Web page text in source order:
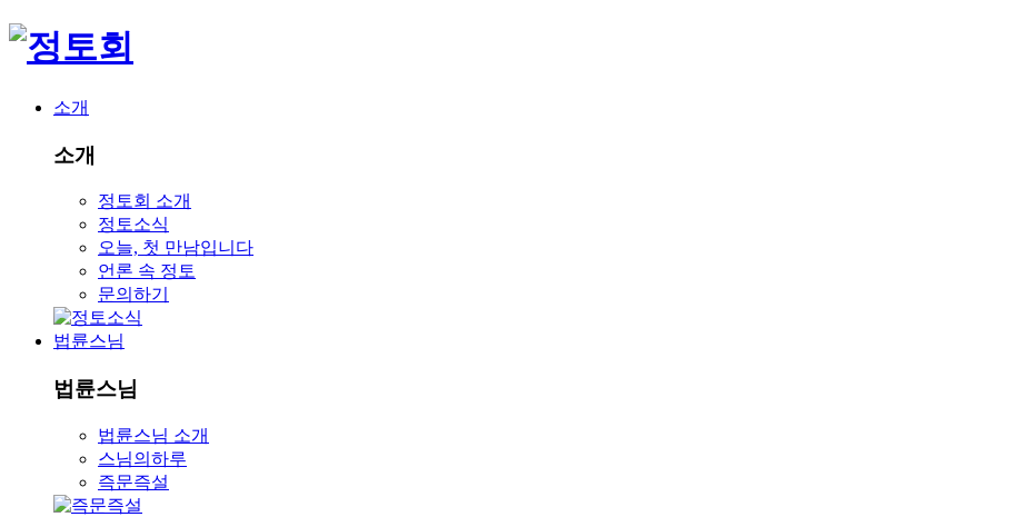
소개
소개
정토회 소개
정토소식
오늘, 첫 만남입니다
언론 속 정토
문의하기
법륜스님
법륜스님
법륜스님 소개
스님의하루
즉문즉설